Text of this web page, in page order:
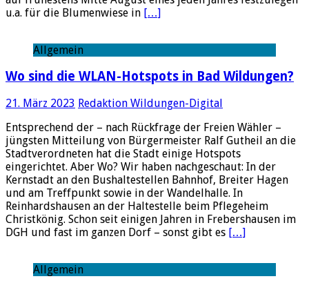
u.a. für die Blumenwiese in […]
Allgemein
Wo sind die WLAN-Hotspots in Bad Wildungen?
21. März 2023 Redaktion Wildungen-Digital
Entsprechend der – nach Rückfrage der Freien Wähler –
jüngsten Mitteilung von Bürgermeister Ralf Gutheil an die
Stadtverordneten hat die Stadt einige Hotspots
eingerichtet. Aber Wo? Wir haben nachgeschaut: In der
Kernstadt an den Bushaltestellen Bahnhof, Breiter Hagen
und am Treffpunkt sowie in der Wandelhalle. In
Reinhardshausen an der Haltestelle beim Pflegeheim
Christkönig. Schon seit einigen Jahren in Frebershausen im
DGH und fast im ganzen Dorf – sonst gibt es […]
Allgemein